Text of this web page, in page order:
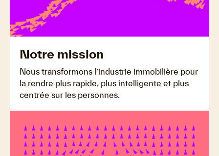
Notre mission
Nous transformons l’industrie immobilière pour
la rendre plus rapide, plus intelligente et plus
centrée sur les personnes.